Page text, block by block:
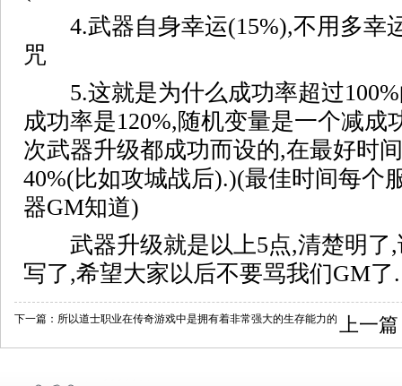
4.武器自身幸运(15%),不用多幸
咒
5.这就是为什么成功率超过100%
成功率是120%,随机变量是一个减成
次武器升级都成功而设的,在最好时
40%(比如攻城战后).)(最佳时间每个
器GM知道)
武器升级就是以上5点,清楚明了,
写了,希望大家以后不要骂我们GM了.
下一篇： 所以道士职业在传奇游戏中是拥有着非常强大的生存能力的 上一